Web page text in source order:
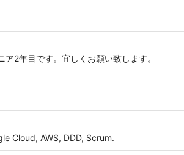
2年目です。宜しくお願い致します。
Cloud, AWS, DDD, Scrum.